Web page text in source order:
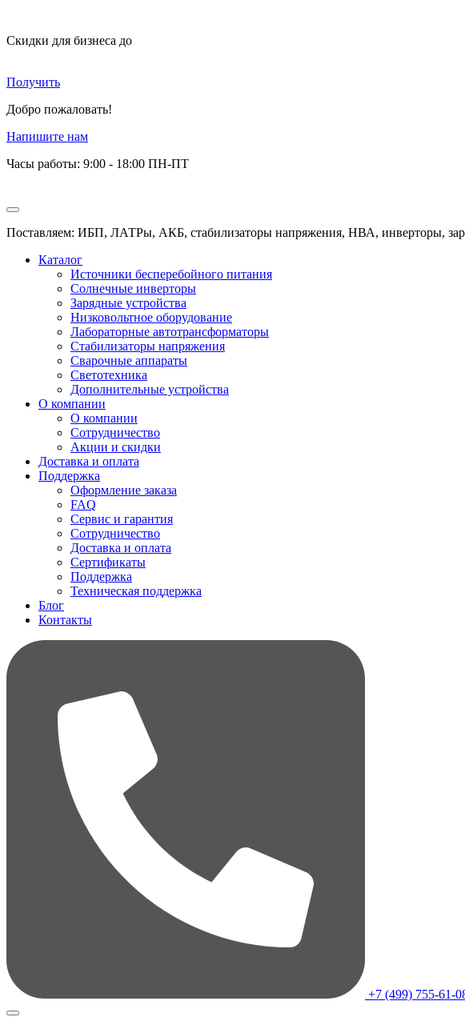
Скидки для бизнеса до
Получить
Добро пожаловать!
Напишите нам
Часы работы: 9:00 - 18:00 ПН-ПТ
Поставляем: ИБП, ЛАТРы, АКБ, стабилизаторы напряжения, НВА, инверторы,
Каталог
Источники бесперебойного питания
Солнечные инверторы
Зарядные устройства
Низковольтное оборудование
Лабораторные автотрансформаторы
Стабилизаторы напряжения
Сварочные аппараты
Светотехника
Дополнительные устройства
О компании
О компании
Сотрудничество
Акции и скидки
Доставка и оплата
Поддержка
Оформление заказа
FAQ
Сервис и гарантия
Сотрудничество
Доставка и оплата
Сертификаты
Поддержка
Техническая поддержка
Блог
Контакты
+7 (499) 755-61-